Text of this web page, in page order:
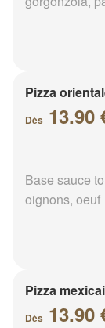
Pizza
Dès 13.90
Base sauce
oignons, oeuf
Pizza
Dès 13.90